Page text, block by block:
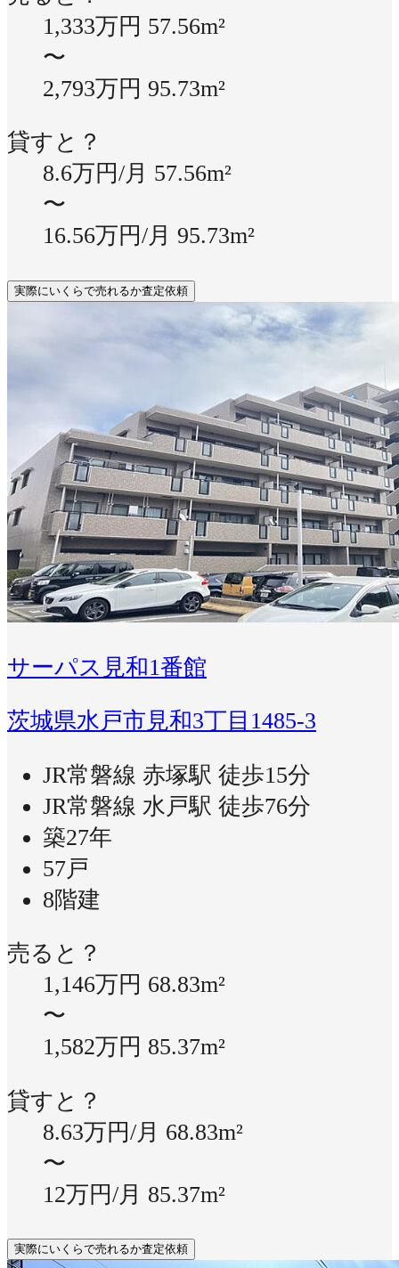
1,333万円 57.56m²
〜
2,793万円 95.73m²
貸すと？
8.6万円/月 57.56m²
〜
16.56万円/月 95.73m²
実際にいくらで売れるか査定依頼
サーパス見和1番館
茨城県水戸市見和3丁目1485-3
JR常磐線 赤塚駅 徒歩15分
JR常磐線 水戸駅 徒歩76分
築27年
57戸
8階建
売ると？
1,146万円 68.83m²
〜
1,582万円 85.37m²
貸すと？
8.63万円/月 68.83m²
〜
12万円/月 85.37m²
実際にいくらで売れるか査定依頼